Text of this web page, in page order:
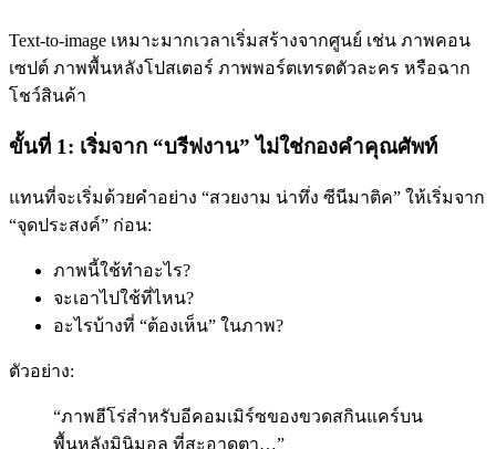
Text-to-image เหมาะมากเวลาเริ่มสร้างจากศูนย์ เช่น ภาพคอน
เซปต์ ภาพพื้นหลังโปสเตอร์ ภาพพอร์ตเทรตตัวละคร หรือฉาก
โชว์สินค้า
ขั้นที่ 1: เริ่มจาก “บรีฟงาน” ไม่ใช่กองคำคุณศัพท์
แทนที่จะเริ่มด้วยคำอย่าง “สวยงาม น่าทึ่ง ซีนีมาติค” ให้เริ่มจาก
“จุดประสงค์” ก่อน:
ภาพนี้ใช้ทำอะไร?
จะเอาไปใช้ที่ไหน?
อะไรบ้างที่ “ต้องเห็น” ในภาพ?
ตัวอย่าง:
“ภาพฮีโร่สำหรับอีคอมเมิร์ซของขวดสกินแคร์บน
พื้นหลังมินิมอล ที่สะอาดตา…”